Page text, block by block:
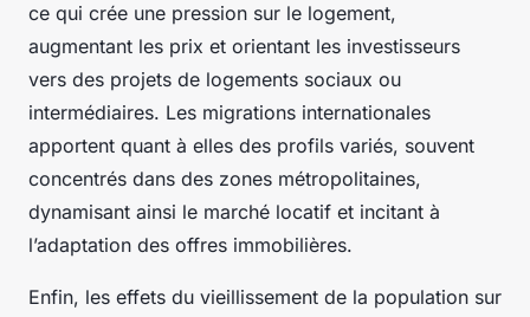
ce qui crée une pression sur le logement,
augmentant les prix et orientant les investisseurs
vers des projets de logements sociaux ou
intermédiaires. Les migrations internationales
apportent quant à elles des profils variés, souvent
concentrés dans des zones métropolitaines,
dynamisant ainsi le marché locatif et incitant à
l’adaptation des offres immobilières.
Enfin, les effets du vieillissement de la population sur